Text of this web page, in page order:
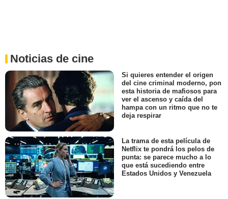
Noticias de cine
Si quieres entender el origen
del cine criminal moderno, pon
esta historia de mafiosos para
ver el ascenso y caída del
hampa con un ritmo que no te
deja respirar
La trama de esta película de
Netflix te pondrá los pelos de
punta: se parece mucho a lo
que está sucediendo entre
Estados Unidos y Venezuela